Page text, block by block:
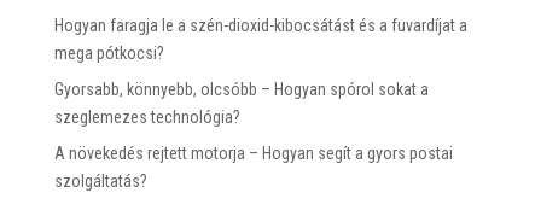
Hogyan faragja le a szén-dioxid-kibocsátást és a fuvardíjat a
mega pótkocsi?
Gyorsabb, könnyebb, olcsóbb – Hogyan spórol sokat a
szeglemezes technológia?
A növekedés rejtett motorja – Hogyan segít a gyors postai
szolgáltatás?